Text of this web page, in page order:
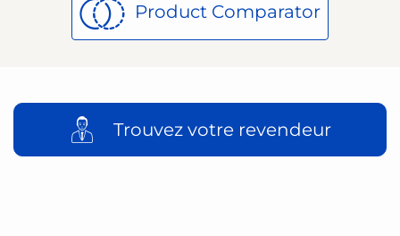
Product Comparator
Trouvez votre revendeur